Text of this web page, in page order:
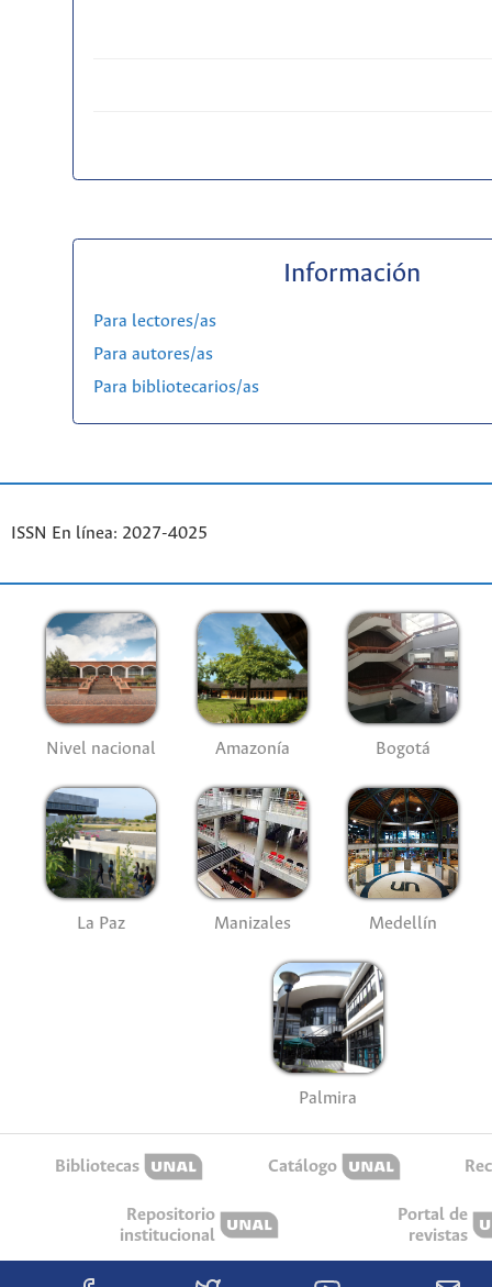
Información
Para lectores/as
Para autores/as
Para bibliotecarios/as
ISSN En línea: 2027-4025
Nivel nacional Amazonía Bogotá
La Paz Manizales Medellín
Palmira
Bibliotecas Catálogo
Repositorio
institucional
Portal de
revistas